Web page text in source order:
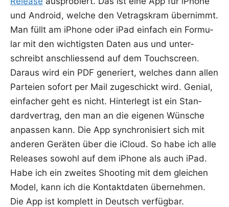
und Android, wel­che den Vetrags­kram über­nimmt.
Man füllt am iPho­ne oder iPad ein­fach ein For­mu­
lar mit den wich­tigs­ten Daten aus und unter­
schreibt anschlies­send auf dem Touch­screen.
Dar­aus wird ein PDF gene­riert, wel­ches dann allen
Par­tei­en sofort per Mail zuge­schickt wird. Geni­al,
ein­fa­cher geht es nicht. Hin­ter­legt ist ein Stan­
dard­ver­trag, den man an die eige­nen Wün­sche
anpas­sen kann. Die App syn­chro­ni­siert sich mit
ande­ren Gerä­ten über die iCloud. So habe ich alle
Releases sowohl auf dem iPho­ne als auch iPad.
Habe ich ein zwei­tes Shoo­ting mit dem glei­chen
Model, kann ich die Kon­takt­da­ten über­neh­men.
Die App ist kom­plett in Deutsch verfügbar.